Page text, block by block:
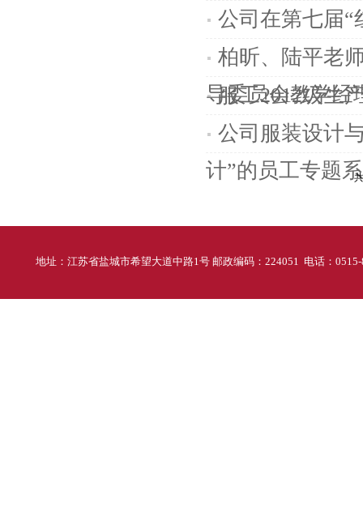
公司在第七届“
柏昕、陆平老
导委员会教学经
服工2012级生
公司服装设计
计”的员工专题
地址：江苏省盐城市希望大道中路1号 邮政编码：224051 电话：